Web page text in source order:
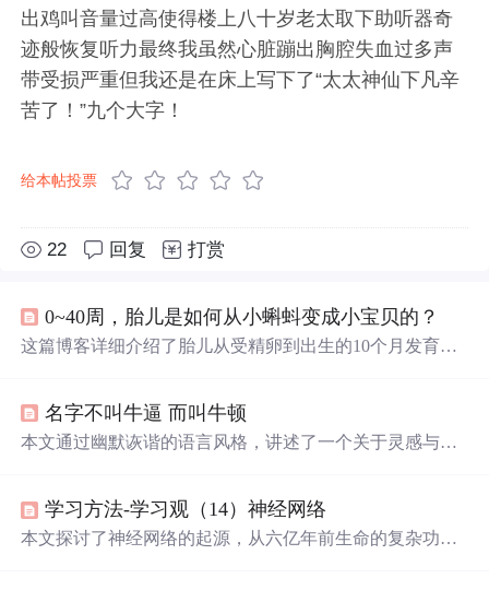
出鸡叫音量过高使得楼上八十岁老太取下助听器奇
迹般恢复听力最终我虽然心脏蹦出胸腔失血过多声
带受损严重但我还是在床上写下了“太太神仙下凡辛
苦了！”九个大字！
给本帖投票
22 回复 打赏
0~40周，胎儿是如何从小蝌蚪变成小宝贝的？
这篇博客详细介绍了胎儿从受精卵到出生的10个月发育过
表情和手脚活动，直至第十个月胎儿完全成熟，准备好迎
接世界。整个过程中，胎儿的
听力、味觉、触觉逐渐发
名字不叫牛逼 而叫牛顿
本文通过幽默诙谐的语言风格，讲述了一个关于灵感与创
学习方法-学习观（14）神经网络
本文探讨了神经网络的起源，从六亿年前生命的复杂功能